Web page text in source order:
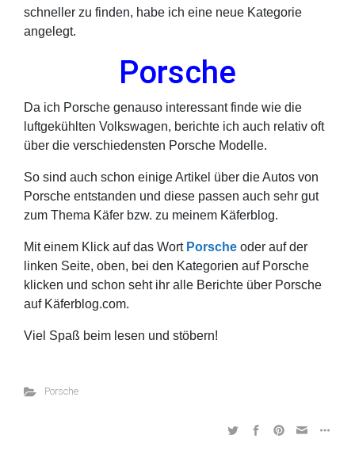
schneller zu finden, habe ich eine neue Kategorie
angelegt.
Porsche
Da ich Porsche genauso interessant finde wie die
luftgekühlten Volkswagen, berichte ich auch relativ oft
über die verschiedensten Porsche Modelle.
So sind auch schon einige Artikel über die Autos von
Porsche entstanden und diese passen auch sehr gut
zum Thema Käfer bzw. zu meinem Käferblog.
Mit einem Klick auf das Wort Porsche oder auf der
linken Seite, oben, bei den Kategorien auf Porsche
klicken und schon seht ihr alle Berichte über Porsche
auf Käferblog.com.
Viel Spaß beim lesen und stöbern!
Porsche